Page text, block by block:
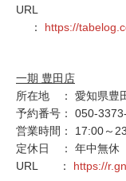
URL
： https://
一期 豊田店
所在地 ： 愛知県豊
予約番号： 050-
営業時間： 17:00～
定休日 ： 年中無休
URL ： https://